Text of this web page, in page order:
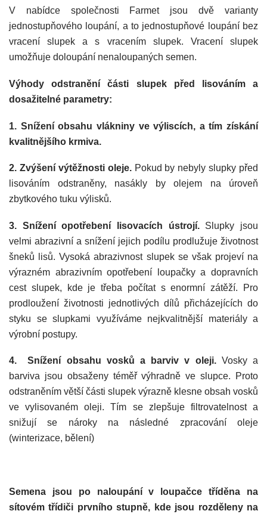
V nabídce společnosti Farmet jsou dvě varianty
jednostupňového loupání, a to jednostupňové loupání bez
vracení slupek a s vracením slupek. Vracení slupek
umožňuje doloupání nenaloupaných semen.
Výhody odstranění části slupek před lisováním a
dosažitelné parametry:
1. Snížení obsahu vlákniny ve výliscích, a tím získání
kvalitnějšího krmiva.
2. Zvýšení výtěžnosti oleje.Pokud by nebyly slupky před
lisováním odstraněny, nasákly by olejem na úroveň
zbytkového tuku výlisků.
3. Snížení opotřebení lisovacích ústrojí.Slupky jsou
velmi abrazivní a snížení jejich podílu prodlužuje životnost
šneků lisů. Vysoká abrazivnost slupek se však projeví na
výrazném abrazivním opotřebení loupačky a dopravních
cest slupek, kde je třeba počítat s enormní zátěží. Pro
prodloužení životnosti jednotlivých dílů přicházejících do
styku se slupkami využíváme nejkvalitnější materiály a
výrobní postupy.
4. Snížení obsahu vosků a barviv v oleji.Vosky a
barviva jsou obsaženy téměř výhradně ve slupce. Proto
odstraněním větší části slupek výrazně klesne obsah vosků
ve vylisovaném oleji. Tím se zlepšuje filtrovatelnost a
snižují se nároky na následné zpracování oleje
(winterizace, bělení)
Semena jsou po naloupání v loupačce tříděna na
sítovém třídiči prvního stupně, kde jsou rozděleny na